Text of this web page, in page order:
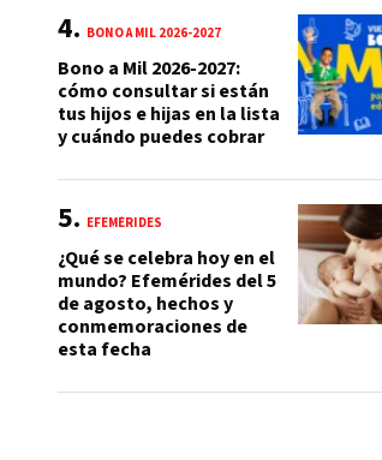
BONO A MIL 2026-2027
Bono a Mil 2026-2027:
cómo consultar si están
tus hijos e hijas en la lista
y cuándo puedes cobrar
EFEMÉRIDES
¿Qué se celebra hoy en el
mundo? Efemérides del 5
de agosto, hechos y
conmemoraciones de
esta fecha